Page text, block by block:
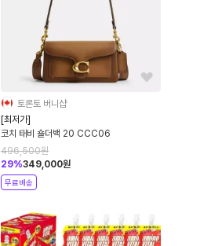
토론토 버니샵
[최저가]
코치 태비 숄더백 20 CCC06
496,500원
29%349,000원
무료배송